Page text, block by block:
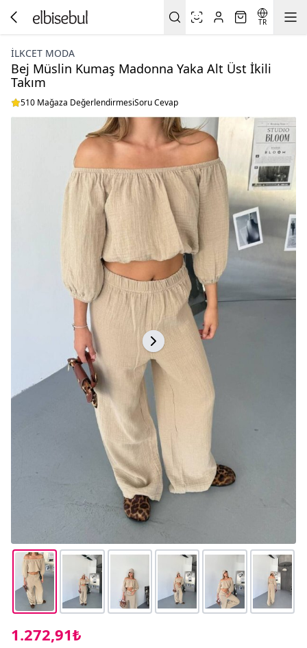
TR
İLKCET MODA
Bej Müslin Kumaş Madonna Yaka Alt Üst İkili
Takım
510 Mağaza DeğerlendirmesiSoru Cevap
1.272,91₺